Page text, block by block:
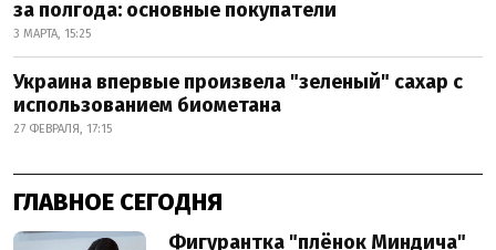
за полгода: основные покупатели
3 МАРТА, 15:25
Украина впервые произвела "зеленый" сахар с
использованием биометана
27 ФЕВРАЛЯ, 17:15
ГЛАВНОЕ СЕГОДНЯ
Фигурантка "плёнок Миндича"